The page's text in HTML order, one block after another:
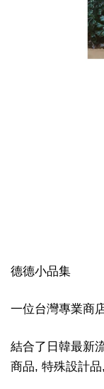
德德小品集
一位台灣專業商
結合了日韓最新
商品, 特殊設計